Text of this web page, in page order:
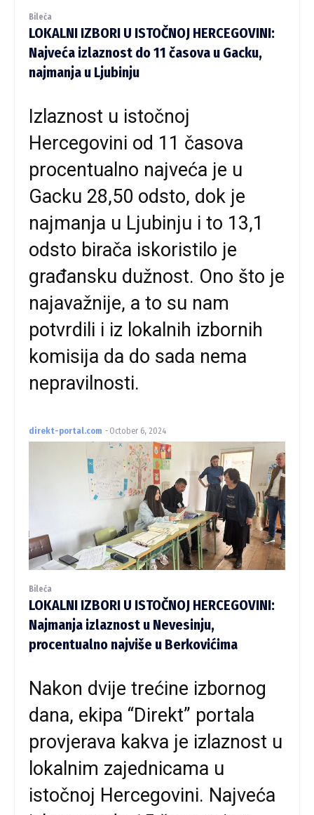
Bileća
LOKALNI IZBORI U ISTOČNOJ HERCEGOVINI:
Najveća izlaznost do 11 časova u Gacku,
najmanja u Ljubinju
Izlaznost u istočnoj
Hercegovini od 11 časova
procentualno najveća je u
Gacku 28,50 odsto, dok je
najmanja u Ljubinju i to 13,1
odsto birača iskoristilo je
građansku dužnost. Ono što je
najavažnije, a to su nam
potvrdili i iz lokalnih izbornih
komisija da do sada nema
nepravilnosti.
direkt-portal.com - October 6, 2024
Bileća
LOKALNI IZBORI U ISTOČNOJ HERCEGOVINI:
Najmanja izlaznost u Nevesinju,
procentualno najviše u Berkovićima
Nakon dvije trećine izbornog
dana, ekipa “Direkt” portala
provjerava kakva je izlaznost u
lokalnim zajednicama u
istočnoj Hercegovini. Najveća